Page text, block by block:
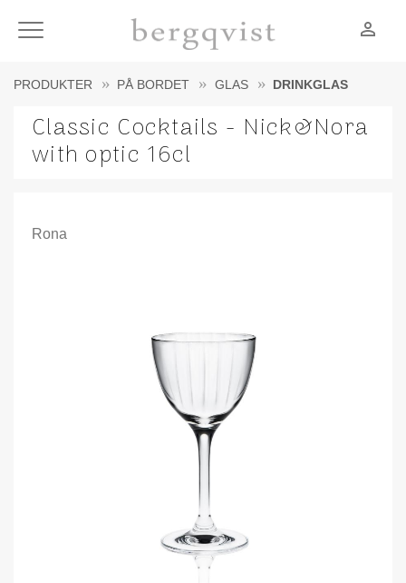
Meny person_outline
PRODUKTER PÅ BORDET GLAS DRINKGLAS
Classic Cocktails - Nick&Nora
with optic 16cl
Rona